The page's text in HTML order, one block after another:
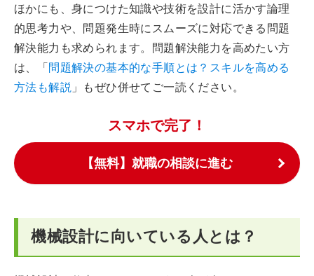
ほかにも、身につけた知識や技術を設計に活かす論理
的思考力や、問題発生時にスムーズに対応できる問題
解決能力も求められます。問題解決能力を高めたい方
は、「問題解決の基本的な手順とは？スキルを高める
方法も解説 」もぜひ併せてご一読ください。
スマホで完了！
【無料】就職の相談に進む
機械設計に向いている人とは？